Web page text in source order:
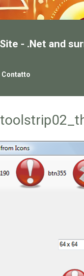
- .Net and
Contatto